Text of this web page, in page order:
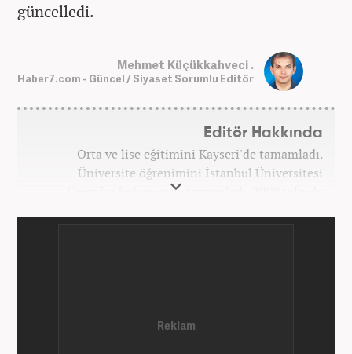
güncelledi.
Mehmet Küçükkahveci .
Haber7.com - Güncel / Siyaset Sorumlu Editör
Editör Hakkında
Orta ve lise eğitimini Kayseri'de tamamladı.
Üniversite öğrenimini İstanbul Üniversitesi
Coğrafya bölümünde tamamladı. 2008 yılında